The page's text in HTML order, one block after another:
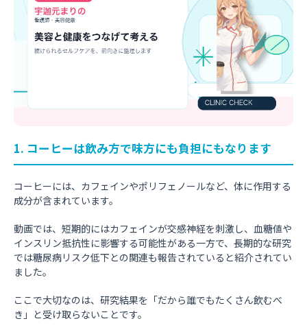
1. コーヒーは飲み方で味方にも負担にもなります
コーヒーには、カフェインやポリフェノールなど、体に作用する
成分が含まれています。
動画では、短期的にはカフェインが交感神経を刺激し、血糖値や
インスリン抵抗性に影響する可能性がある一方で、長期的な研究
では糖尿病リスク低下との関連も報告されていると紹介されてい
ました。
ここで大切なのは、研究結果を「だから誰でもたくさん飲むべ
き」と受け取らないことです。